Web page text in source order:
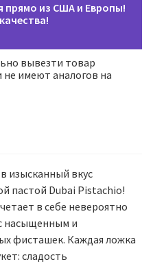
прямо из США и Европы!
вывезти товар
имеют аналогов на
изысканный вкус
пастой Dubai Pistachio!
в себе невероятно
насыщенным и
фисташек. Каждая ложка
сладость